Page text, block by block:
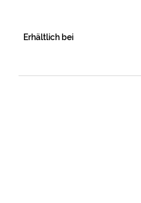
Erhältlich bei